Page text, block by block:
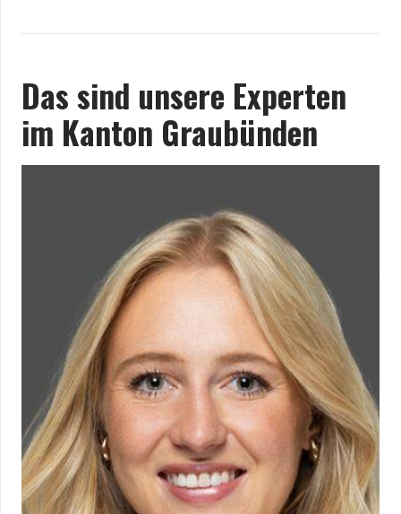
Das sind unsere Experten
im Kanton Graubünden